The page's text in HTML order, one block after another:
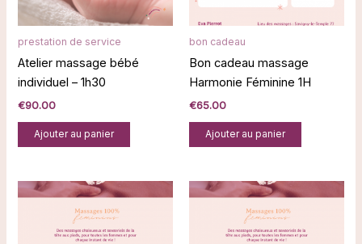
prestation de service
Atelier massage bébé
individuel – 1h30
€90.00
Ajouter au panier
bon cadeau
Bon cadeau massage
Harmonie Féminine 1H
€65.00
Ajouter au panier